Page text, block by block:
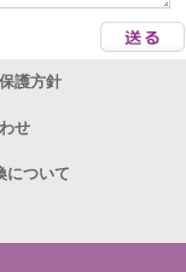
護方針
せ
について